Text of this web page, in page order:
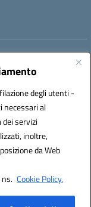
degli utenti -
necessari al
servizi
inoltre,
da Web
ns. Cookie Policy.
istsc_fgps040004
S.r.l.
Italia